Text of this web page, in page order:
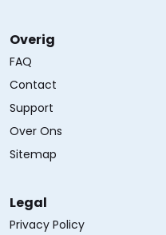
Overig
FAQ
Contact
Support
Over Ons
Sitemap
Legal
Privacy Policy